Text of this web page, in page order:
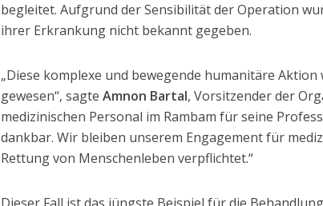
begleitet. Aufgrund der Sensibilität der Operation
ihrer Erkrankung nicht bekannt gegeben.
„Diese komplexe und bewegende humanitäre
gewesen“, sagteAmnon Bartal, Vorsitzender der
medizinischen Personal im Rambam für seine
dankbar. Wir bleiben unserem Engagement für
Rettung von Menschenleben verpflichtet.“